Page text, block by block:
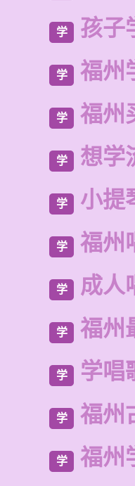
学 孩子
学 福州
学 福州
学 想学
学 小提
学 福州
学 成人
学 福州
学 学唱
学 福州
学 福州